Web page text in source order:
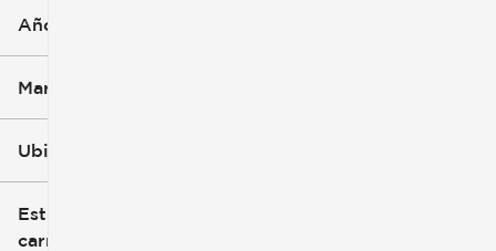
Año
Marca
Ubicación
Estilo de
carrocería